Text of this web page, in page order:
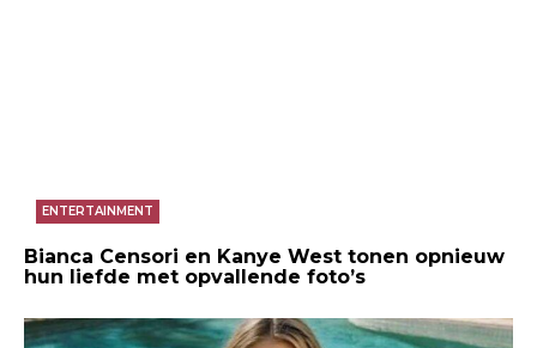
ENTERTAINMENT
Bianca Censori en Kanye West tonen opnieuw
hun liefde met opvallende foto’s